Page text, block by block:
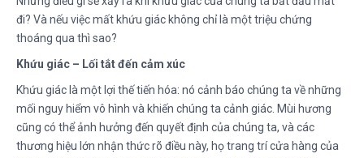
đi? Và nếu việc mất khứu giác không chỉ là một triệu chứng
thoáng qua thì sao?
Khứu giác – Lối tắt đến cảm xúc
Khứu giác là một lợi thế tiến hóa: nó cảnh báo chúng ta về những
mối nguy hiểm vô hình và khiến chúng ta cảnh giác. Mùi hương
cũng có thể ảnh hưởng đến quyết định của chúng ta, và các
thương hiệu lớn nhận thức rõ điều này, họ trang trí cửa hàng của